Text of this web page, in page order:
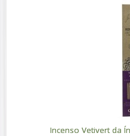
Incenso Vetivert da